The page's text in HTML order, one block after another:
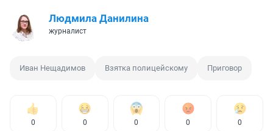
Людмила Данилина
журналист
Иван Нещадимов Взятка полицейскому Приговор
0 0 0 0 0